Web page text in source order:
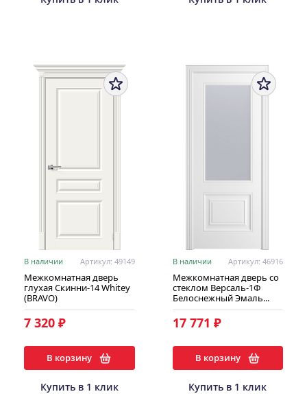
В наличии Артикул: 49149
Межкомнатная дверь
глухая Скинни-14 Whitey
(BRAVO)
7 320 ₽
В корзину
Купить в 1 клик
В наличии Артикул: 46916
Межкомнатная дверь со
стеклом Версаль-1Ф
Белоснежный Эмаль...
17 771 ₽
В корзину
Купить в 1 клик